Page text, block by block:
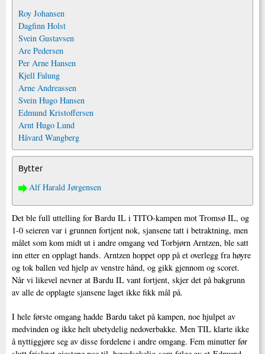
Roy Johansen
Dagfinn Holst
Svein Gustavsen
Are Pedersen
Per Arne Hansen
Kjell Falung
Arne Andreassen
Svein Hugo Hansen
Edmund Kristoffersen
Arnt Hugo Lund
Håvard Wangberg
Bytter
Alf Harald Jørgensen
Det ble full uttelling for Bardu IL i TITO-kampen mot Tromsø IL, og
1-0 seieren var i grunnen fortjent nok, sjansene tatt i betraktning, men
målet som kom midt ut i andre omgang ved Torbjørn Arntzen, ble satt
inn etter en opplagt hands. Arntzen hoppet opp på et overlegg fra høyre
og tok ballen ved hjelp av venstre hånd, og gikk gjennom og scoret.
Når vi likevel nevner at Bardu IL vant fortjent, skjer det på bakgrunn
av alle de opplagte sjansene laget ikke fikk mål på.
I hele første omgang hadde Bardu taket på kampen, noe hjulpet av
medvinden og ikke helt ubetydelig nedoverbakke. Men TIL klarte ikke
å nyttiggjøre seg av disse fordelene i andre omgang. Fem minutter før